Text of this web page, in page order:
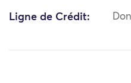
Ligne de Crédit: